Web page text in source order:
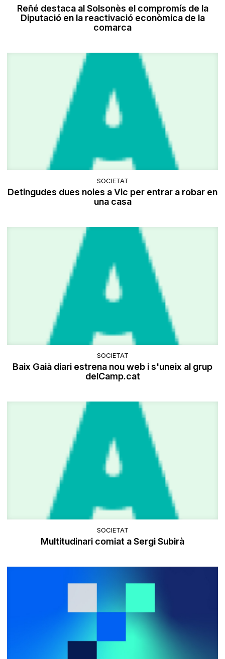
Reñé destaca al Solsonès el compromís de la
Diputació en la reactivació econòmica de la
comarca
SOCIETAT
Detingudes dues noies a Vic per entrar a robar en
una casa
SOCIETAT
Baix Gaià diari estrena nou web i s'uneix al grup
delCamp.cat
SOCIETAT
Multitudinari comiat a Sergi Subirà